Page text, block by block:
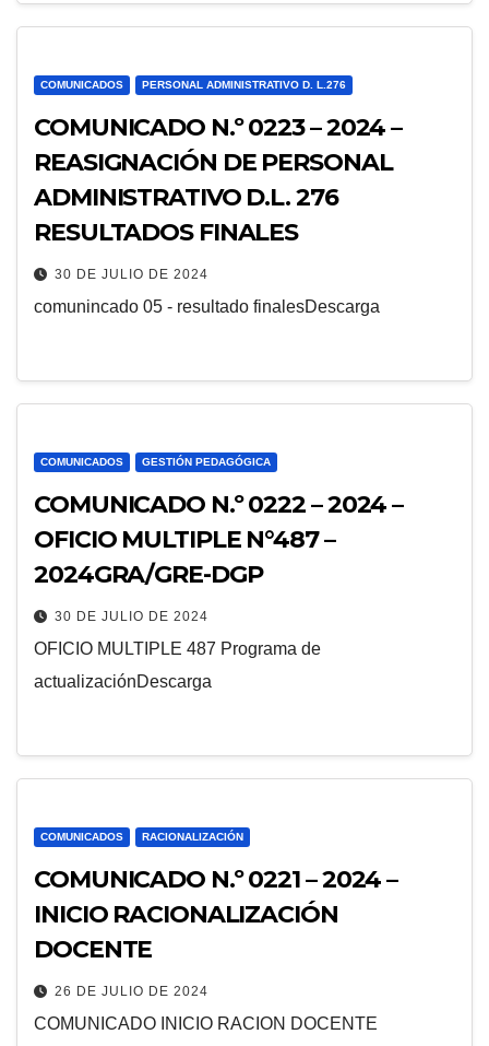
COMUNICADOS PERSONAL ADMINISTRATIVO D. L.276
COMUNICADO N.º 0223 – 2024 –
REASIGNACIÓN DE PERSONAL
ADMINISTRATIVO D.L. 276
RESULTADOS FINALES
30 DE JULIO DE 2024
comunincado 05 - resultado finalesDescarga
COMUNICADOS GESTIÓN PEDAGÓGICA
COMUNICADO N.º 0222 – 2024 –
OFICIO MULTIPLE N°487 –
2024GRA/GRE-DGP
30 DE JULIO DE 2024
OFICIO MULTIPLE 487 Programa de
actualizaciónDescarga
COMUNICADOS RACIONALIZACIÓN
COMUNICADO N.º 0221 – 2024 –
INICIO RACIONALIZACIÓN
DOCENTE
26 DE JULIO DE 2024
COMUNICADO INICIO RACION DOCENTE